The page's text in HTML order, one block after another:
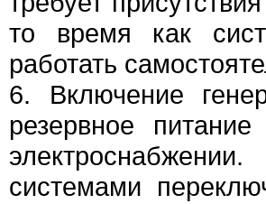
то время как
работать
6. Включение
резервное
системами